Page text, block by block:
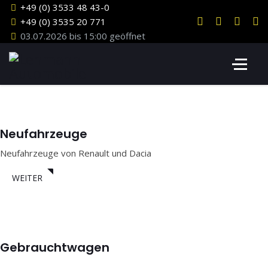
+49 (0) 3533 48 43-0
+49 (0) 3535 20 771
03.07.2026 bis 15:00 geöffnet
Neufahrzeuge
Neufahrzeuge von Renault und Dacia
WEITER
Gebrauchtwagen